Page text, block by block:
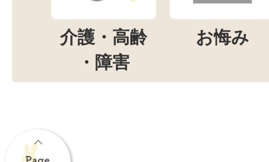
介護・高齢
・障害
お悔み